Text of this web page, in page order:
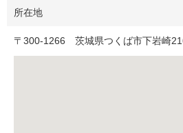
所在地
〒 300-1266 茨城県つくば市下岩崎